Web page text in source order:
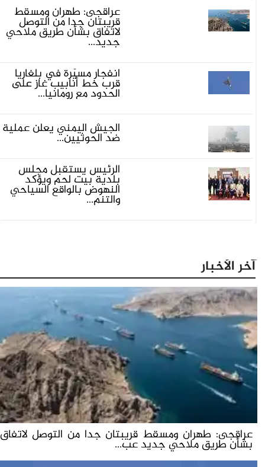
عراقجى: طهران ومسقط
قريبتان جدا من التوصل
لاتفاق بشأن طريق ملاحي
جديد...
انفجار مسيّرة في بلغاريا
قرب خط أنابيب غاز على
الحدود مع رومانيا...
الجيش اليمني يعلن عملية
ضد الحوثيين...
الرئيس يستقبل مجلس
بلدية بيت لحم ويؤكد
النهوض بالواقع السياحي
والتنم...
آخر الأخبار
عراقجى: طهران ومسقط قريبتان جدا من التوصل لاتفاق
بشأن طريق ملاحي جديد عب...